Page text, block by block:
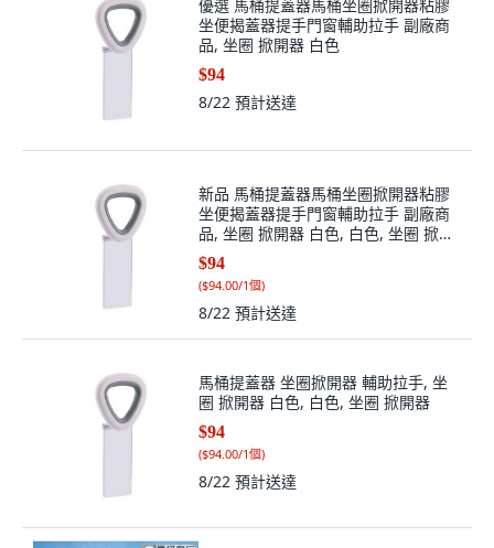
優選 馬桶提蓋器馬桶坐圈掀開器粘膠
坐便揭蓋器提手門窗輔助拉手 副廠商
品, 坐圈 掀開器 白色
$94
8/22 預計送達
新品 馬桶提蓋器馬桶坐圈掀開器粘膠
坐便揭蓋器提手門窗輔助拉手 副廠商
品, 坐圈 掀開器 白色, 白色, 坐圈 掀開
器
$94
($94.00/1個)
8/22 預計送達
馬桶提蓋器 坐圈掀開器 輔助拉手, 坐
圈 掀開器 白色, 白色, 坐圈 掀開器
$94
($94.00/1個)
8/22 預計送達